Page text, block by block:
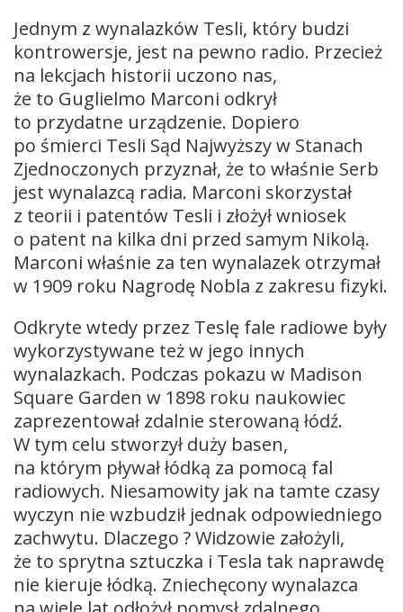
Jednym z wynalazków Tesli, który budzi
kontrowersje, jest na pewno radio. Przecież
na lekcjach historii uczono nas,
że to Guglielmo Marconi odkrył
to przydatne urządzenie. Dopiero
po śmierci Tesli Sąd Najwyższy w Stanach
Zjednoczonych przyznał, że to właśnie Serb
jest wynalazcą radia. Marconi skorzystał
z teorii i patentów Tesli i złożył wniosek
o patent na kilka dni przed samym Nikolą.
Marconi właśnie za ten wynalazek otrzymał
w 1909 roku Nagrodę Nobla z zakresu fizyki.
Odkryte wtedy przez Teslę fale radiowe były
wykorzystywane też w jego innych
wynalazkach. Podczas pokazu w Madison
Square Garden w 1898 roku naukowiec
zaprezentował zdalnie sterowaną łódź.
W tym celu stworzył duży basen,
na którym pływał łódką za pomocą fal
radiowych. Niesamowity jak na tamte czasy
wyczyn nie wzbudził jednak odpowiedniego
zachwytu. Dlaczego ? Widzowie założyli,
że to sprytna sztuczka i Tesla tak naprawdę
nie kieruje łódką. Zniechęcony wynalazca